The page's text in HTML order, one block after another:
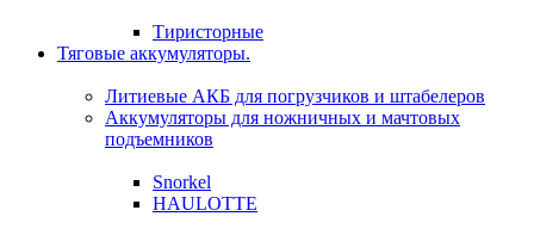
Тиристорные
Тяговые аккумуляторы.
Литиевые АКБ для погрузчиков и штабелеров
Аккумуляторы для ножничных и мачтовых
подъемников
Snorkel
HAULOTTE